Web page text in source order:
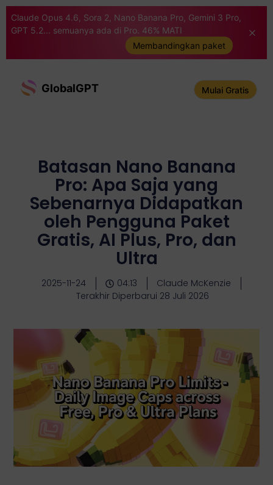
Claude Opus 4.6, Sora 2, Nano Banana Pro, Gemini 3 Pro,
GPT 5.2... semuanya ada di Pro. 46% MATI
Membandingkan paket
GlobalGPT Mulai Gratis
Batasan Nano Banana
Pro: Apa Saja yang
Sebenarnya Didapatkan
oleh Pengguna Paket
Gratis, AI Plus, Pro, dan
Ultra
2025-11-24 04:13
Claude McKenzie
Terakhir Diperbarui 28 Juli 2026